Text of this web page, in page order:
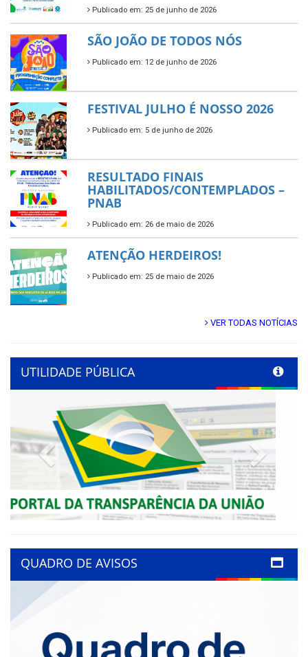
Publicado em: 25 de junho de 2026
SÃO JOÃO DE TODOS NÓS
Publicado em: 12 de junho de 2026
FESTIVAL JULHO É NOSSO 2026
Publicado em: 5 de junho de 2026
RESULTADO FINAIS
HABILITADOS/CONTEMPLADOS –
PNAB
Publicado em: 26 de maio de 2026
ATENÇÃO HERDEIROS!
Publicado em: 25 de maio de 2026
VER TODAS NOTÍCIAS
UTILIDADE PÚBLICA
Previous
QUADRO DE AVISOS